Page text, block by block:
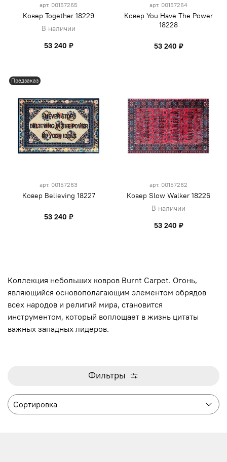
арт. 00157265
Ковер Together 18229
В наличии
53 240 ₽
арт. 00157264
Ковер You Have The Power
18228
53 240 ₽
Предзаказ
арт. 00157263
Ковер Believing 18227
53 240 ₽
арт. 00157262
Ковер Slow Walker 18226
В наличии
53 240 ₽
Коллекция небольших ковров Burnt Carpet. Огонь,
являющийся основополагающим элементом обрядов
всех народов и религий мира, становится
инструментом, который воплощает в жизнь цитаты
важных западных лидеров.
Фильтры